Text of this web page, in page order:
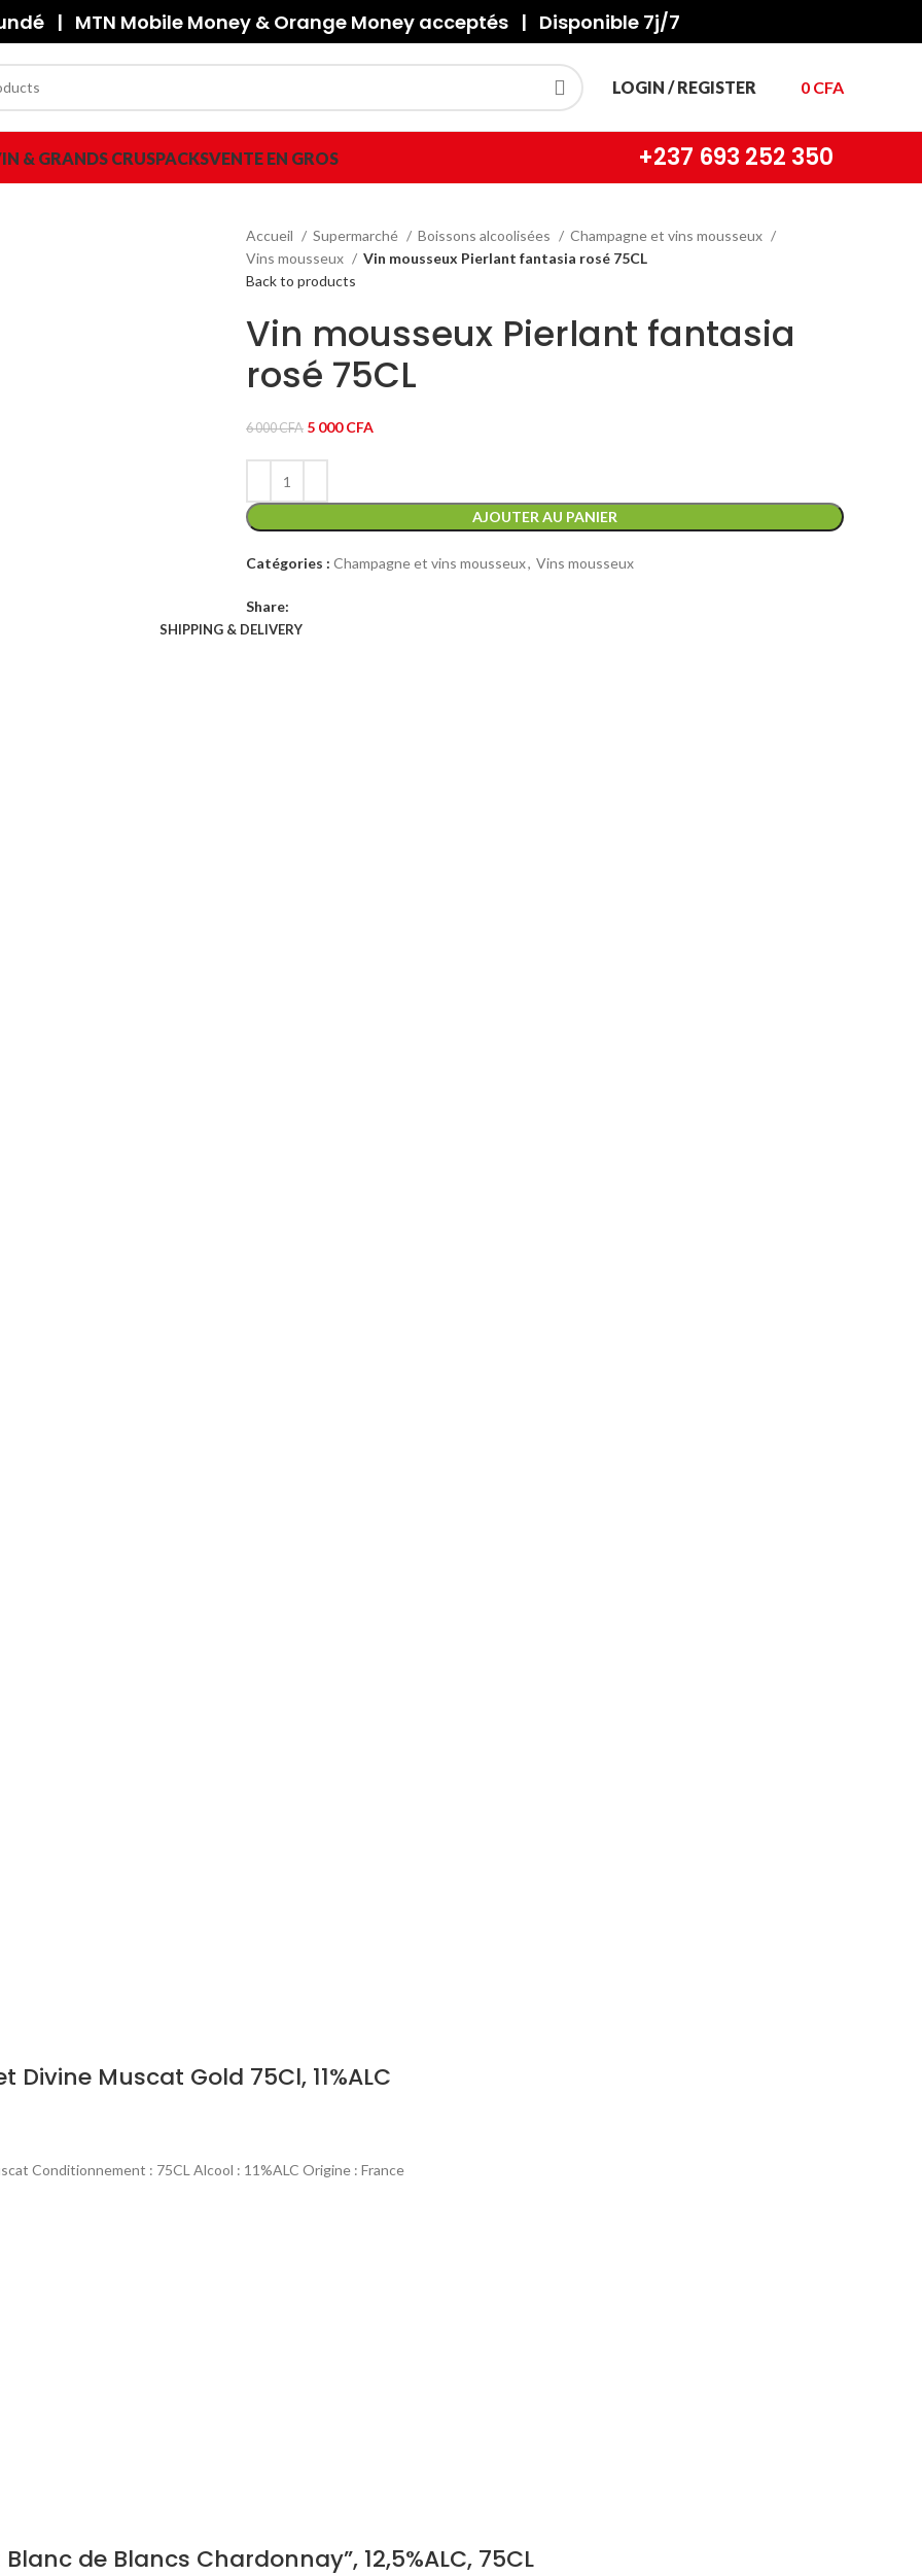
| MTN Mobile Money & Orange Money acceptés | Disponible 7j/7
LOGIN / REGISTER 0 CFA
& GRANDS CRUSPACKSVENTE EN GROS +237 693 252 350
Accueil Supermarché Boissons alcoolisées
Champagne et vins mousseux
Vins mousseux
Vin mousseux Pierlant fantasia rosé 75CL
Back to products
Vin mousseux Pierlant fantasia
rosé 75CL
6 000CFA Le
5 000CFA
AJOUTER AU PANIER
Catégories : Champagne et vins mousseux, Vins mousseux
Share:
SHIPPING & DELIVERY
Muscat Gold 75Cl, 11%ALC
Conditionnement : 75CL Alcool : 11%ALC Origine : France
de Blancs Chardonnay”, 12,5%ALC, 75CL